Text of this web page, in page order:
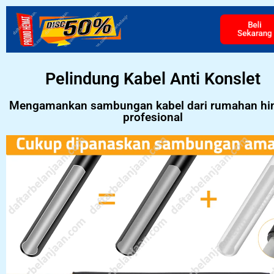
Beli
Sekarang
Pelindung Kabel Anti Konslet
Mengamankan sambungan kabel dari rumahan
profesional